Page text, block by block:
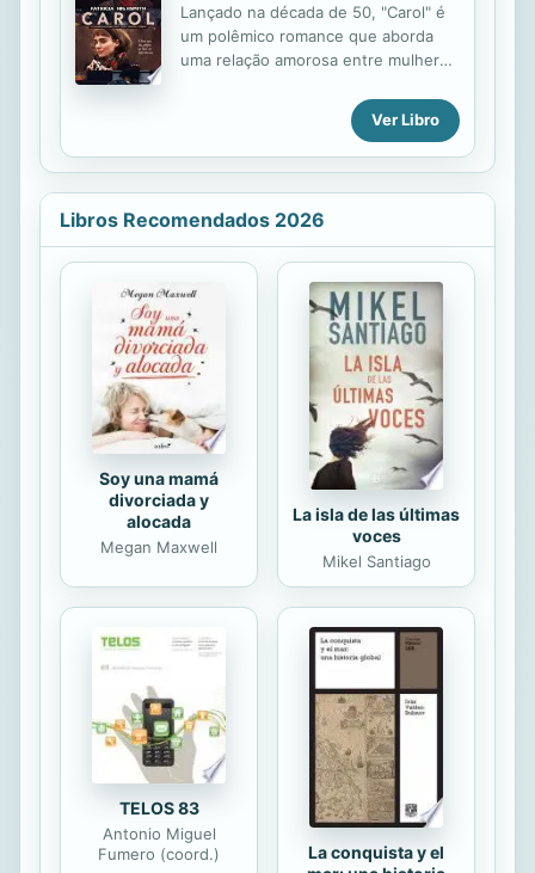
arrastrando las cadenas del dolor.
Pero, un momento ¿habrá alguna luz
al final del túnel? Sí, la hay. Cómo
debemos actuar para resolver
situaciones que nos impiden ser
felices, es parte de lo que plantea la
trama de la ...
Lançado na década de 50, "Carol" é
um polêmico romance que aborda
uma relação amorosa entre mulheres
Therese Belivet trabalha como
vendedora na seção de bonecas de
uma loja de departamentos. É época
de Natal em Nova York, e a loja está
desconhecidos, Therese fica
hipnotizada ao ver uma distinta
cliente se aproximar. Assim começa o
romance entre a jovem Therese e
Carol , um amor repentino e fatal,
que se transforma em uma
constante troca de experiências.
Mas, numa tentativa de escapar dos
olhares reprovadores dos...
Ver Libro
Libros Recomendados 2026
Soy una mamá
divorciada y
alocada
Megan Maxwell
La isla de las últimas
voces
Mikel Santiago
TELOS 83
Antonio Miguel
Fumero (coord.)
La conquista y el